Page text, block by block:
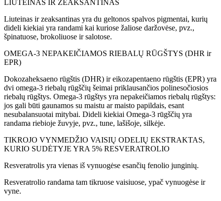
LIUTEINAS IR ZEAKSANTINAS
Liuteinas ir zeaksantinas yra du geltonos spalvos pigmentai, kurių
dideli kiekiai yra randami kai kuriose žaliose daržovėse, pvz.,
špinatuose, brokoliuose ir salotose.
OMEGA-3 NEPAKEIČIAMOS RIEBALŲ RŪGŠTYS (DHR ir
EPR)
Dokozaheksaeno rūgštis (DHR) ir eikozapentaeno rūgštis (EPR) yra
dvi omega-3 riebalų rūgščių šeimai priklausančios polinesočiosios
riebalų rūgštys. Omega-3 rūgštys yra nepakeičiamos riebalų rūgštys:
jos gali būti gaunamos su maistu ar maisto papildais, esant
nesubalansuotai mitybai. Dideli kiekiai Omega-3 rūgščių yra
randama riebioje žuvyje, pvz., tune, lašišoje, silkėje.
TIKROJO VYNMEDŽIO VAISIŲ ODELIŲ EKSTRAKTAS,
KURIO SUDĖTYJE YRA 5% RESVERATROLIO
Resveratrolis yra vienas iš vynuogėse esančių fenolio junginių.
Resveratrolio randama tam tikruose vaisiuose, ypač vynuogėse ir
vyne.